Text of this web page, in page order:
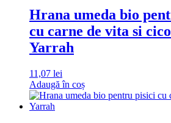
Hrana umeda bio
cu carne de vita si
Yarrah
11,07 lei
Adaugă în coș